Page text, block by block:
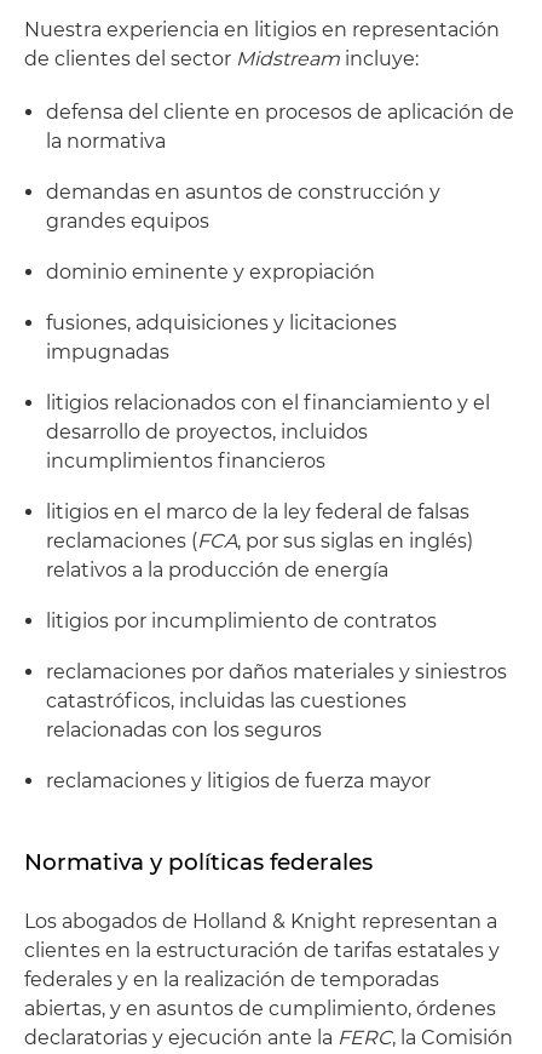
Nuestra experiencia en litigios en representación
de clientes del sector Midstream incluye:
defensa del cliente en procesos de aplicación de
la normativa
demandas en asuntos de construcción y
grandes equipos
dominio eminente y expropiación
fusiones, adquisiciones y licitaciones
impugnadas
litigios relacionados con el financiamiento y el
desarrollo de proyectos, incluidos
incumplimientos financieros
litigios en el marco de la ley federal de falsas
reclamaciones (FCA, por sus siglas en inglés)
relativos a la producción de energía
litigios por incumplimiento de contratos
reclamaciones por daños materiales y siniestros
catastróficos, incluidas las cuestiones
relacionadas con los seguros
reclamaciones y litigios de fuerza mayor
Normativa y políticas federales
Los abogados de Holland & Knight representan a
clientes en la estructuración de tarifas estatales y
federales y en la realización de temporadas
abiertas, y en asuntos de cumplimiento, órdenes
declaratorias y ejecución ante la FERC, la Comisión